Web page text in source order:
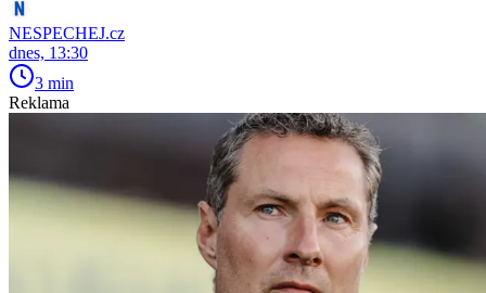
NESPECHEJ.cz
dnes, 13:30
3 min
Reklama